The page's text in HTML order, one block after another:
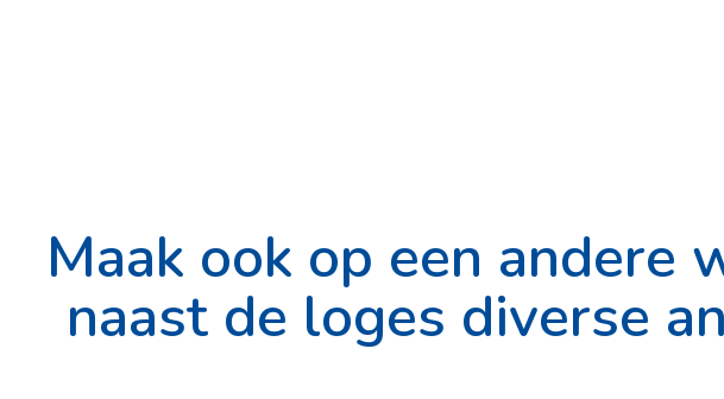
Maak ook op een andere
naast de loges diverse